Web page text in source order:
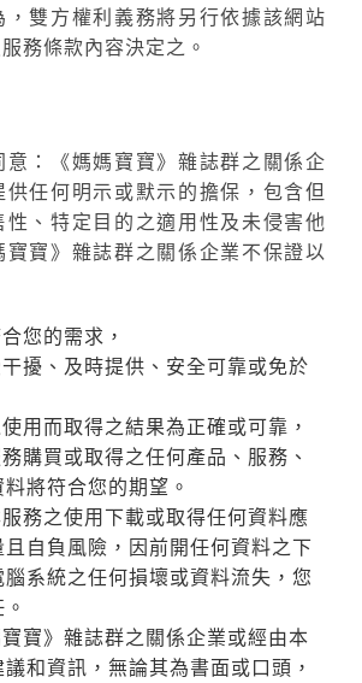
，雙方權利義務將另行依據該網站
務條款內容決定之。
意：《媽媽寶寶》雜誌群之關係企
供任何明示或默示的擔保，包含但
性、特定目的之適用性及未侵害他
寶寶》雜誌群之關係企業不保證以
您的需求，
擾、及時提供、安全可靠或免於
用而取得之結果為正確或可靠，
購買或取得之任何產品、服務、
將符合您的期望。
務之使用下載或取得任何資料應
且自負風險，因前開任何資料之下
系統之任何損壞或資料流失，您
寶》雜誌群之關係企業或經由本
和資訊，無論其為書面或口頭，